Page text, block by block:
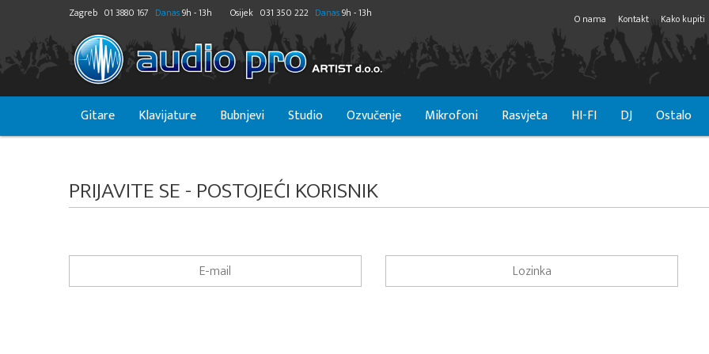
Zagreb 01 3880 167 Danas9h - 13h Osijek 031 350 222 Danas9h - 13h O nama Kontakt Kako kupiti
Gitare Klavijature Bubnjevi Studio Ozvučenje Mikrofoni Rasvjeta HI-FI DJ Ostalo
PRIJAVITE SE - POSTOJEĆI KORISNIK